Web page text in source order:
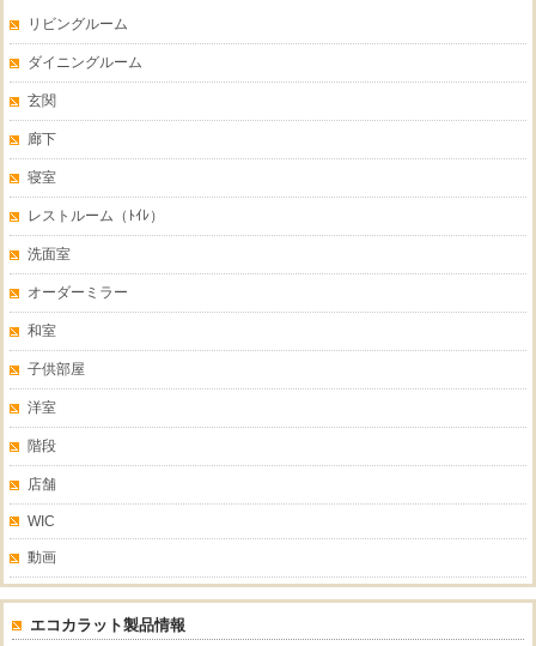
リビングルーム
ダイニングルーム
玄関
廊下
寝室
レストルーム（ﾄｲﾚ）
洗面室
オーダーミラー
和室
子供部屋
洋室
階段
店舗
WIC
動画
エコカラット製品情報